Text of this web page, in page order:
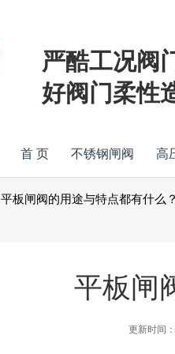
严酷工况阀
好阀门柔性
首 页 不锈钢闸阀 高
平板闸阀的用途与特点都有什么？
平板闸
更新时间